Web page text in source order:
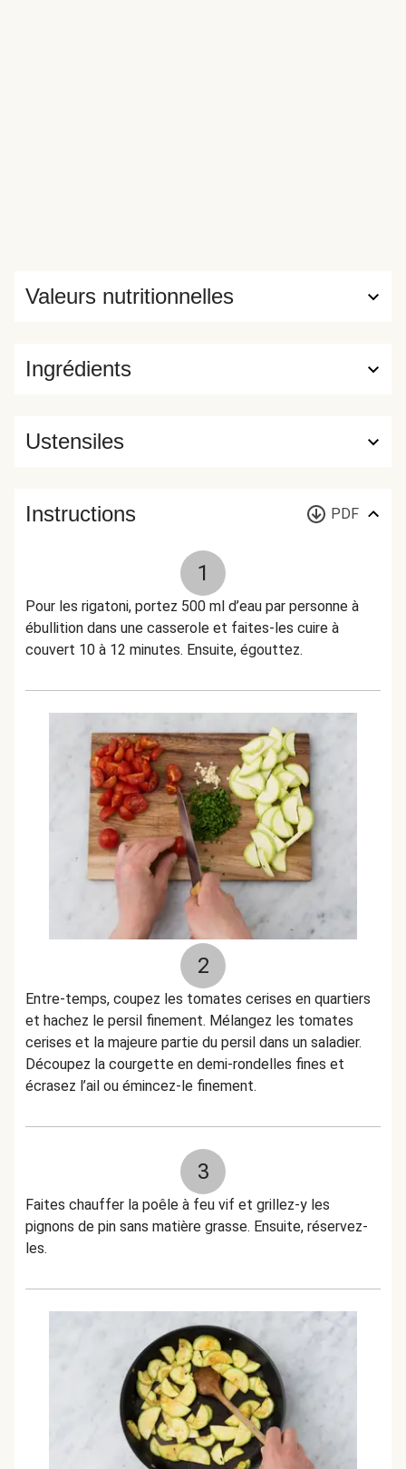
Ingrédients
Valeurs nutritionnelles
Ustensiles
Instructions PDF
1
Pour les rigatoni, portez 500 ml d’eau par personne à
ébullition dans une casserole et faites-les cuire à
couvert 10 à 12 minutes. Ensuite, égouttez.
2
Entre-temps, coupez les tomates cerises en quartiers
et hachez le persil finement. Mélangez les tomates
cerises et la majeure partie du persil dans un saladier.
Découpez la courgette en demi-rondelles fines et
écrasez l’ail ou émincez-le finement.
3
Faites chauffer la poêle à feu vif et grillez-y les
pignons de pin sans matière grasse. Ensuite, réservez-
les.